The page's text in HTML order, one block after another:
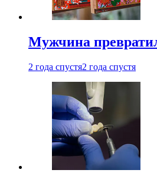
Мужчина
2 года спустя2 года спустя